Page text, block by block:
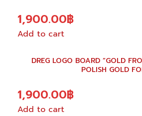
1,900.00฿
Add to cart
DREG LOGO BOARD ”GOLD
POLISH GOLD
1,900.00฿
Add to cart